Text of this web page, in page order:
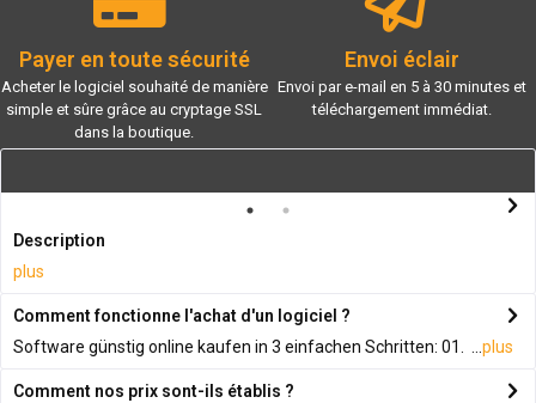
Payer en toute sécurité
Acheter le logiciel souhaité de manière
simple et sûre grâce au cryptage SSL
dans la boutique.
Envoi éclair
Envoi par e-mail en 5 à 30 minutes et
téléchargement immédiat.
Description
plus
Comment fonctionne l'achat d'un logiciel ?
Software günstig online kaufen in 3 einfachen Schritten: 01. ... plus
Comment nos prix sont-ils établis ?